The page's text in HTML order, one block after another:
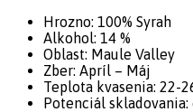
Hrozno: 100% Syrah
Alkohol: 14 %
Oblast: Maule Valley
Zber: Apríl – Máj
Teplota kvasenia: 22-
Potenciál